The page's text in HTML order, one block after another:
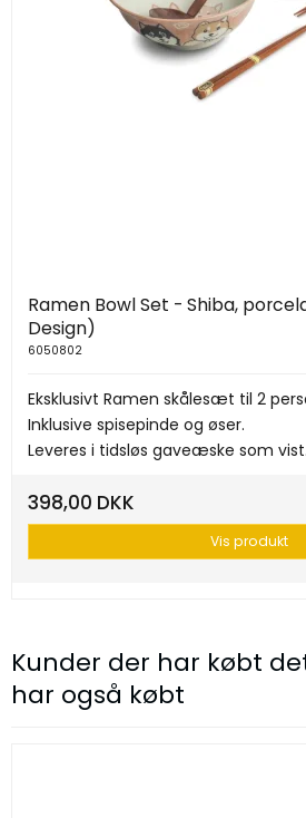
Ramen Bowl Set - Shiba,
Design)
6050802
Eksklusivt Ramen skålesæt til 2
Inklusive spisepinde og øser.
Leveres i tidsløs gaveæske som vist.
398,00 DKK
Vis produkt
Kunder der har købt
har også købt